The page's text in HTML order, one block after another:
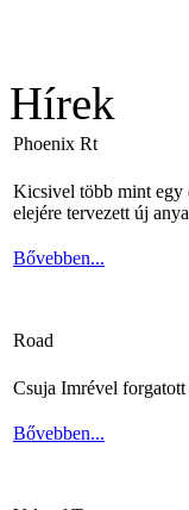
Hírek
Phoenix Rt
Kicsivel több mint egy
elejére tervezett új
Bővebben...
Road
Csuja Imrével
Bővebben...